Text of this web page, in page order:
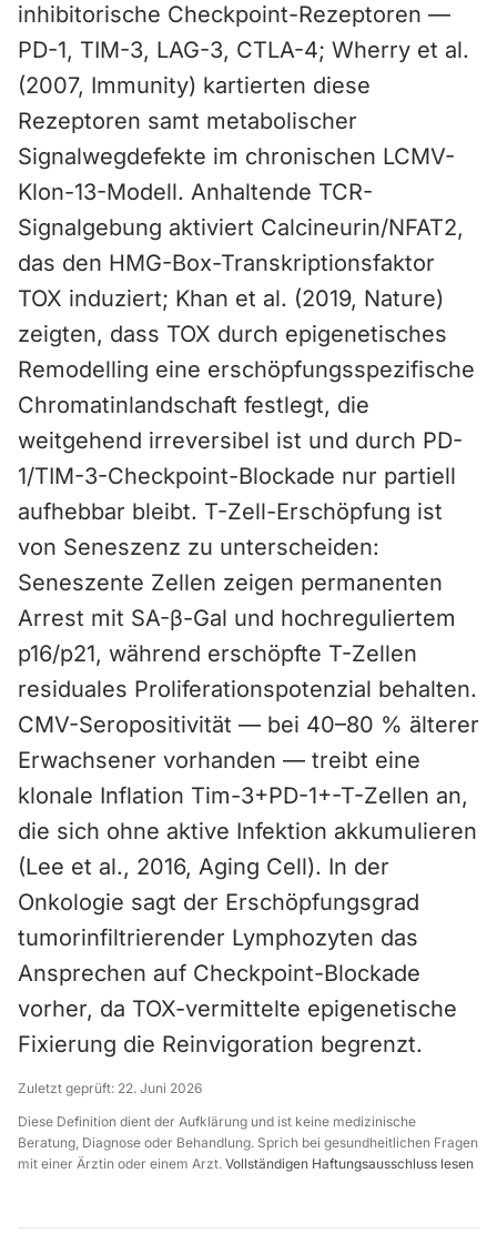
inhibitorische Checkpoint-Rezeptoren —
PD-1, TIM-3, LAG-3, CTLA-4; Wherry et al.
(2007, Immunity) kartierten diese
Rezeptoren samt metabolischer
Signalwegdefekte im chronischen LCMV-
Klon-13-Modell. Anhaltende TCR-
Signalgebung aktiviert Calcineurin/NFAT2,
das den HMG-Box-Transkriptionsfaktor
TOX induziert; Khan et al. (2019, Nature)
zeigten, dass TOX durch epigenetisches
Remodelling eine erschöpfungsspezifische
Chromatinlandschaft festlegt, die
weitgehend irreversibel ist und durch PD-
1/TIM-3-Checkpoint-Blockade nur partiell
aufhebbar bleibt. T-Zell-Erschöpfung ist
von Seneszenz zu unterscheiden:
Seneszente Zellen zeigen permanenten
Arrest mit SA-β-Gal und hochreguliertem
p16/p21, während erschöpfte T-Zellen
residuales Proliferationspotenzial behalten.
CMV-Seropositivität — bei 40–80 % älterer
Erwachsener vorhanden — treibt eine
klonale Inflation Tim-3+PD-1+-T-Zellen an,
die sich ohne aktive Infektion akkumulieren
(Lee et al., 2016, Aging Cell). In der
Onkologie sagt der Erschöpfungsgrad
tumorinfiltrierender Lymphozyten das
Ansprechen auf Checkpoint-Blockade
vorher, da TOX-vermittelte epigenetische
Fixierung die Reinvigoration begrenzt.
Zuletzt geprüft: 22. Juni 2026
Diese Definition dient der Aufklärung und ist keine medizinische
Beratung, Diagnose oder Behandlung. Sprich bei gesundheitlichen Fragen
mit einer Ärztin oder einem Arzt. Vollständigen Haftungsausschluss lesen